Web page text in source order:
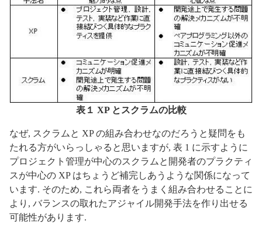
表１ XP とスクラムの比較
なぜ, スクラムと XP の組み合わせなのだろうと疑問をも
たれる方がいらっしゃると思いますが, 表 1 に示すように
プロジェクト管理が中心のスクラムと開発者のプラクティ
スが中心の XP はちょうど補完しあうような関係になって
います. そのため, これら両者をうまく組み合わせることに
より, バランスの取れたアジャイル開発手法を作り出せる
可能性があります.